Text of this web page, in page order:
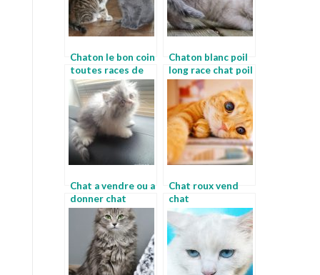
Chaton le bon coin
toutes races de
chats
Chaton blanc poil
long race chat poil
court
Chat a vendre ou a
donner chat
abyssin
Chat roux vend
chat